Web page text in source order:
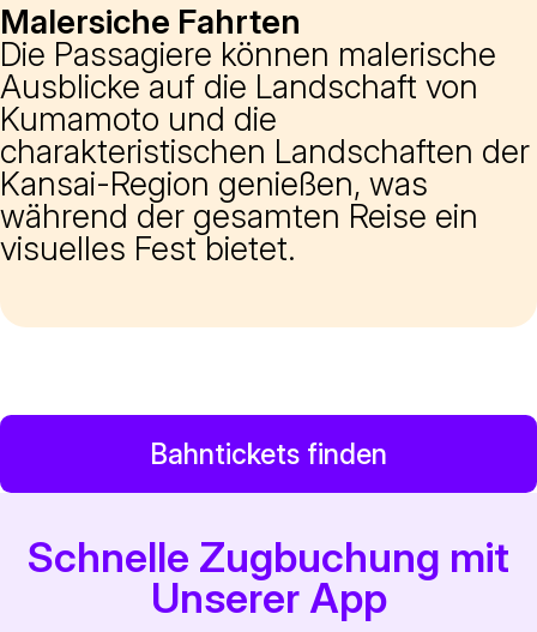
Malersiche Fahrten
Die Passagiere können malerische
Ausblicke auf die Landschaft von
Kumamoto und die
charakteristischen Landschaften der
Kansai-Region genießen, was
während der gesamten Reise ein
visuelles Fest bietet.
Bahntickets finden
Schnelle Zugbuchung mit
Unserer App